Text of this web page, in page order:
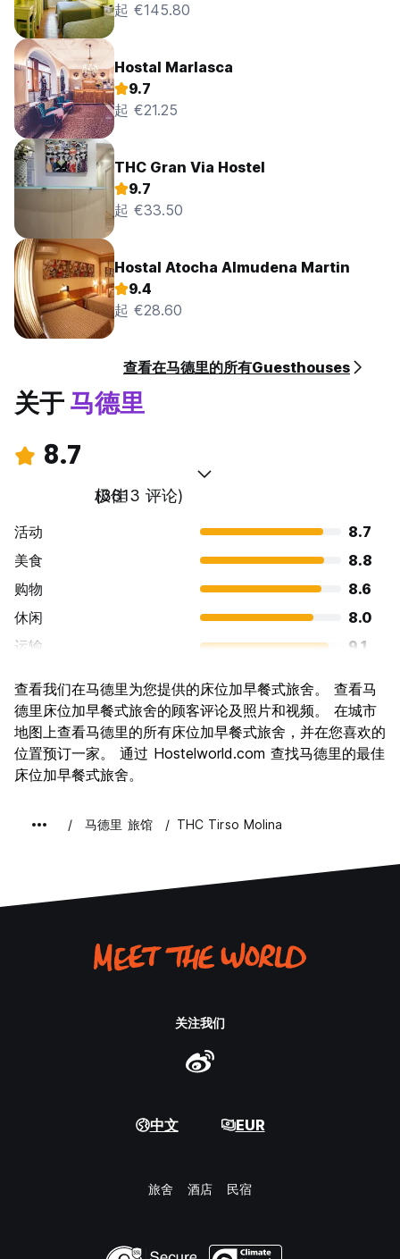
起 €145.80
Hostal Marlasca
9.7
起 €21.25
THC Gran Via Hostel
9.7
起 €33.50
Hostal Atocha Almudena Martin
9.4
起 €28.60
查看在马德里的所有Guesthouses
关于马德里
8.7
极佳
(3813 评论)
活动
8.7
美食
8.8
购物
8.6
休闲
8.0
运输
9.1
文化
9.1
夜生活
8.8
物有所值
8.1
查看我们在马德里为您提供的床位加早餐式旅舍。 查看马
德里床位加早餐式旅舍的顾客评论及照片和视频。 在城市
地图上查看马德里的所有床位加早餐式旅舍，并在您喜欢的
位置预订一家。 通过 Hostelworld.com 查找马德里的最佳
床位加早餐式旅舍。
马德里 旅馆 THC Tirso Molina
关注我们
中文 EUR
旅舍 酒店 民宿